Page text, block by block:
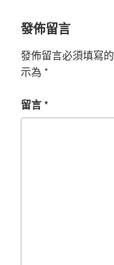
發佈留言
發佈留言必須填寫
示為 *
留言*